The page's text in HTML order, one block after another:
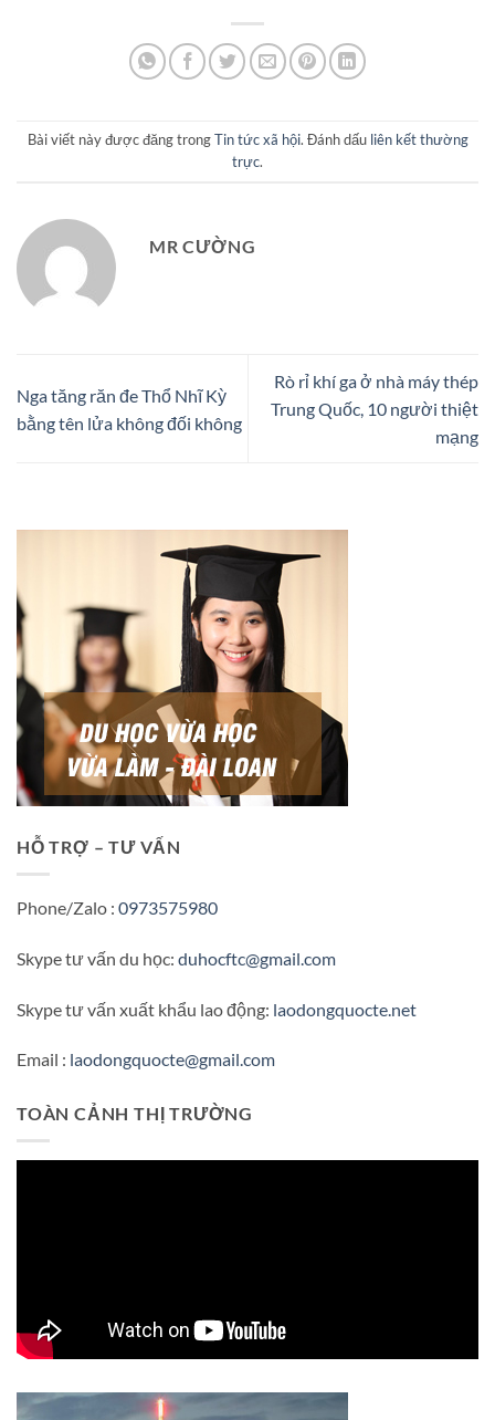
Bài viết này được đăng trongTin tức xã hội. Đánh dấu liên kết thường
trực.
MR CƯỜNG
Nga tăng răn đe Thổ Nhĩ Kỳ
bằng tên lửa không đối không
Rò rỉ khí ga ở nhà máy thép
Trung Quốc, 10 người thiệt
mạng
HỖ TRỢ – TƯ VẤN
Phone/Zalo : 0973575980
Skype tư vấn du học: duhocftc@gmail.com
Skype tư vấn xuất khẩu lao động: laodongquocte.net
Email : laodongquocte@gmail.com
TOÀN CẢNH THỊ TRƯỜNG